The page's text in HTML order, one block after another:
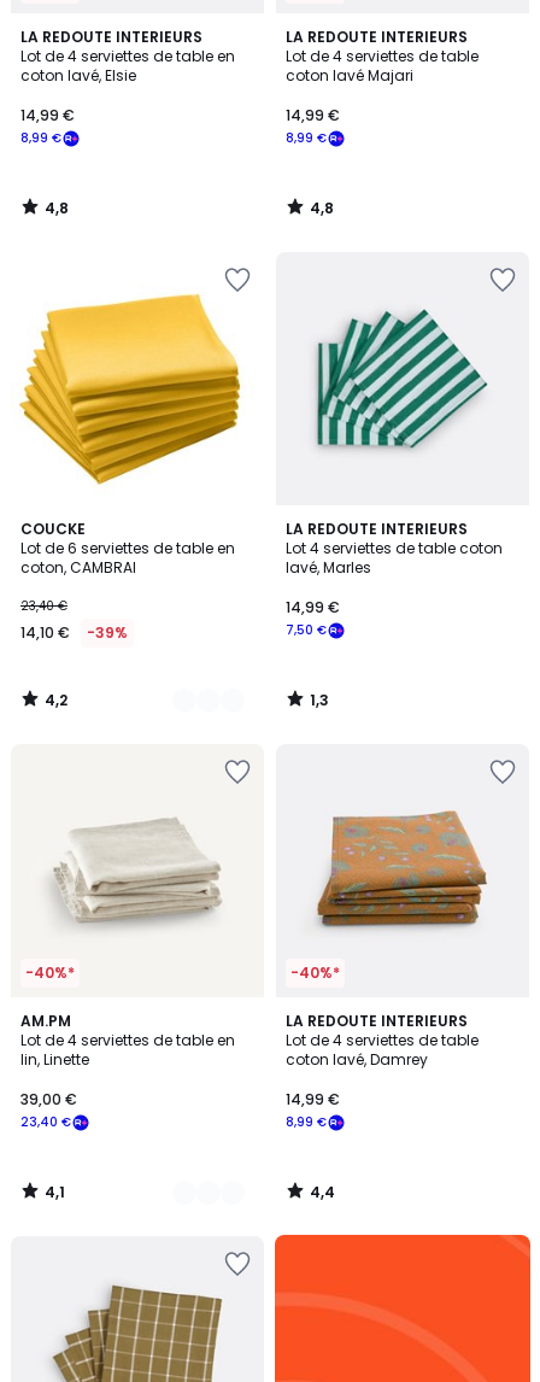
LA REDOUTE INTERIEURS
Lot de 4 serviettes de table en
coton lavé, Elsie
8,99 €
14,99 €
4,8
/ 5
4,8
/
LA REDOUTE INTERIEURS
Lot de 4 serviettes de table
coton lavé Majari
8,99 €
14,99 €
4,8
/ 5
4,8
/
COUCKE
Lot de 6 serviettes de table en
coton, CAMBRAI
23,40 €
14,10 € -39%
4,2
/ 5
6
Couleurs
4,2
/
LA REDOUTE INTERIEURS
Lot 4 serviettes de table coton
lavé, Marles
7,50 €
14,99 €
1,3
/
5
1,3
/
-40%*
AM.PM
Lot de 4 serviettes de table en
lin, Linette
23,40 €
39,00 €
4,1
/ 5
2
Couleurs
4,1
/
-40%*
LA REDOUTE INTERIEURS
Lot de 4 serviettes de table
coton lavé, Damrey
8,99 €
14,99 €
4,4
/ 5
4,4
/
Alma
sans